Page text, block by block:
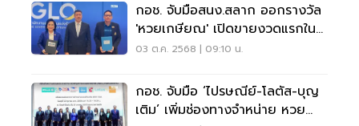
กอช. จับมือสนง.สลาก ออกรางวัล
'หวยเกษียณ' เปิดขายงวดแรกใน
ธ.ค.นี้
03 ต.ค. 2568 | 09:10 น.
กอช. จับมือ ‘ไปรษณีย์-โลตัส-บุญ
เติม’ เพิ่มช่องทางจำหน่าย หวย